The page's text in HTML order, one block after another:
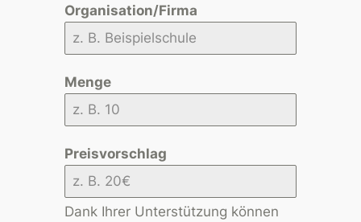
Organisation/Firma
Menge
Preisvorschlag
Dank Ihrer Unterstützung können